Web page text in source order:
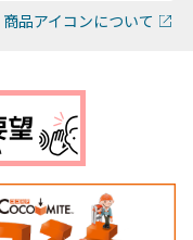
商品アイコンについて